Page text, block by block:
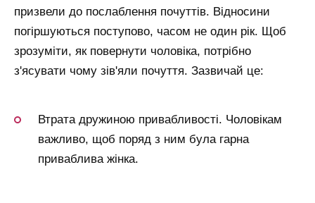
призвели до послаблення почуттів. Відносини
погіршуються поступово, часом не один рік. Щоб
зрозуміти, як повернути чоловіка, потрібно
з'ясувати чому зів'яли почуття. Зазвичай це:
Втрата дружиною привабливості. Чоловікам
важливо, щоб поряд з ним була гарна
приваблива жінка.